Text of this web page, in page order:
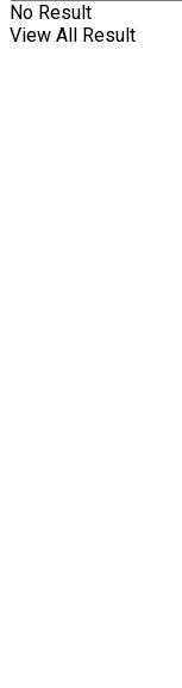
No Result
View All Result